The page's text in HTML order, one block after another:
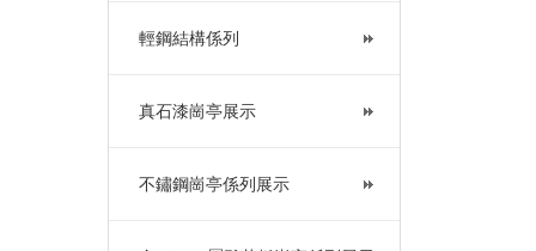
輕鋼結構係列
真石漆崗亭展示
不鏽鋼崗亭係列展示